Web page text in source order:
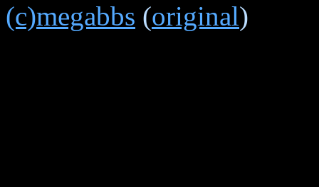
(c)megabbs (original)